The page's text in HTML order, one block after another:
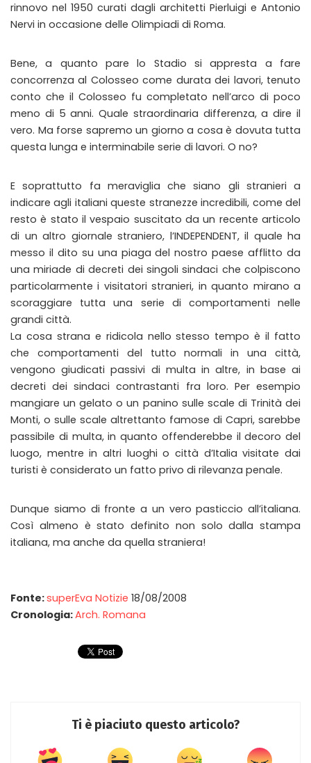
rinnovo nel 1950 curati dagli architetti Pierluigi e Antonio
Nervi in occasione delle Olimpiadi di Roma.
Bene, a quanto pare lo Stadio si appresta a fare
concorrenza al Colosseo come durata dei lavori, tenuto
conto che il Colosseo fu completato nell’arco di poco
meno di 5 anni. Quale straordinaria differenza, a dire il
vero. Ma forse sapremo un giorno a cosa è dovuta tutta
questa lunga e interminabile serie di lavori. O no?
E soprattutto fa meraviglia che siano gli stranieri a
indicare agli italiani queste stranezze incredibili, come del
resto è stato il vespaio suscitato da un recente articolo
di un altro giornale straniero, l’INDEPENDENT, il quale ha
messo il dito su una piaga del nostro paese afflitto da
una miriade di decreti dei singoli sindaci che colpiscono
particolarmente i visitatori stranieri, in quanto mirano a
scoraggiare tutta una serie di comportamenti nelle
grandi città.
La cosa strana e ridicola nello stesso tempo è il fatto
che comportamenti del tutto normali in una città,
vengono giudicati passivi di multa in altre, in base ai
decreti dei sindaci contrastanti fra loro. Per esempio
mangiare un gelato o un panino sulle scale di Trinità dei
Monti, o sulle scale altrettanto famose di Capri, sarebbe
passibile di multa, in quanto offenderebbe il decoro del
luogo, mentre in altri luoghi o città d’Italia visitate dai
turisti è considerato un fatto privo di rilevanza penale.
Dunque siamo di fronte a un vero pasticcio all’italiana.
Così almeno è stato definito non solo dalla stampa
italiana, ma anche da quella straniera!
Fonte:superEva Notizie 18/08/2008
Cronologia:Arch. Romana
Ti è piaciuto questo articolo?